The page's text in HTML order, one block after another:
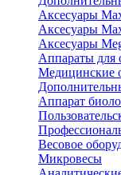
Аксесуары
Аксесуары
Аксесуары
Аппараты для
Медицинские
Аппарат
Весовое
Микровесы